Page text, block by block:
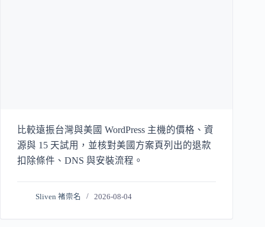
比較遠振台灣與美國 WordPress 主機的價格、資
源與 15 天試用，並核對美國方案頁列出的退款
扣除條件、DNS 與安裝流程。
Sliven 褚崇名 2026-08-04